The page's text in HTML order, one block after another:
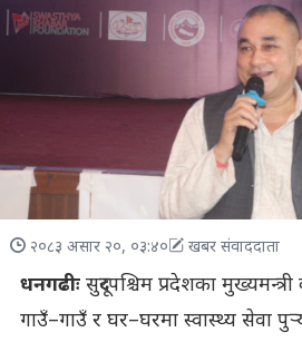
२०८३ असार २०, ०३:४० खबर संवाददाता
धनगढीःसुदूरपश्चिम प्रदेशका
गाउँ–गाउँ र घर–घरमा स्वास्थ्य सेवा